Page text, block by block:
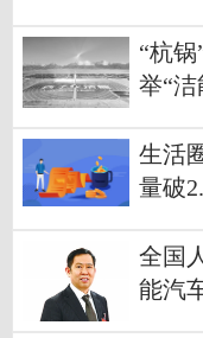
“杭
举“
生活
量破
全国
能汽